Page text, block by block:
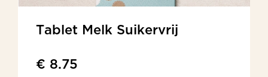
Tablet Melk Suikervrij
€ 8.75